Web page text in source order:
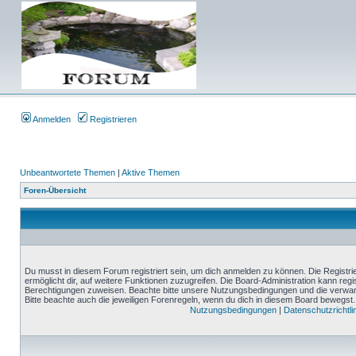
Anmelden Registrieren
Unbeantwortete Themen | Aktive Themen
Foren-Übersicht
Du musst in diesem Forum registriert sein, um dich anmelden zu können. Die
ermöglicht dir, auf weitere Funktionen zuzugreifen. Die Board-Administration kann
Berechtigungen zuweisen. Beachte bitte unsere Nutzungsbedingungen und die
Bitte beachte auch die jeweiligen Forenregeln, wenn du dich in diesem Board bewegst.
Nutzungsbedingungen |